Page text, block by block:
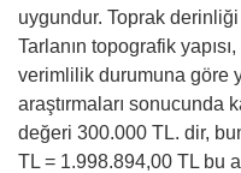
uygundur. Toprak
Tarlanın topografik
verimlilik durumuna göre
araştırmaları sonucunda
değeri 300.000 TL. dir,
TL = 1.998.894,00 TL bu